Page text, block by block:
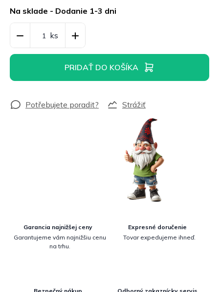
cena:
Na sklade - Dodanie 1-3 dni
PRIDAŤ DO KOŠÍKA
Strážiť
Garancia najnižšej ceny
Garantujeme vám najnižšiu cenu
na trhu.
Expresné doručenie
Tovar expedujeme ihneď.
Bezpečný nákup
Odborný zakaznícky servis